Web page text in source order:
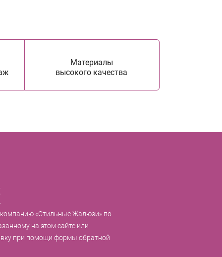
Материалы
высокого качества
«Стильные Жалюзи» по
на этом сайте или
при помощи формы обратной